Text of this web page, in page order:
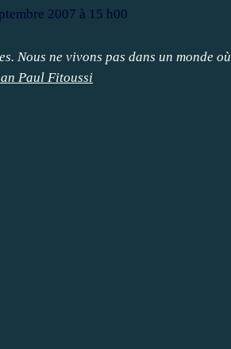
2007 à 15 h00
Nous ne vivons pas dans un monde où
Paul Fitoussi